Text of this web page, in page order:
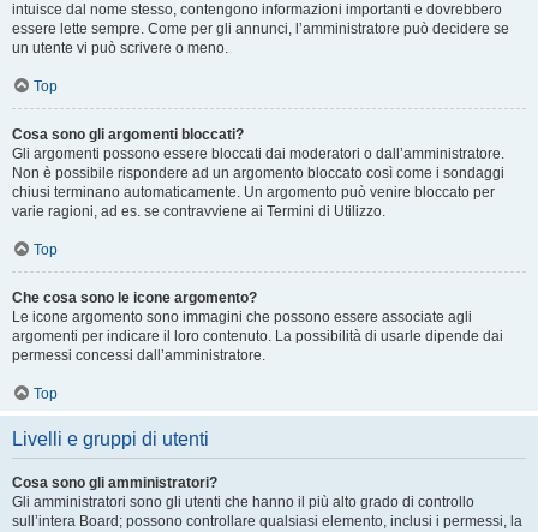
intuisce dal nome stesso, contengono informazioni importanti e dovrebbero
essere lette sempre. Come per gli annunci, l’amministratore può decidere se
un utente vi può scrivere o meno.
Top
Cosa sono gli argomenti bloccati?
Gli argomenti possono essere bloccati dai moderatori o dall’amministratore.
Non è possibile rispondere ad un argomento bloccato così come i sondaggi
chiusi terminano automaticamente. Un argomento può venire bloccato per
varie ragioni, ad es. se contravviene ai Termini di Utilizzo.
Top
Che cosa sono le icone argomento?
Le icone argomento sono immagini che possono essere associate agli
argomenti per indicare il loro contenuto. La possibilità di usarle dipende dai
permessi concessi dall’amministratore.
Top
Livelli e gruppi di utenti
Cosa sono gli amministratori?
Gli amministratori sono gli utenti che hanno il più alto grado di controllo
sull’intera Board; possono controllare qualsiasi elemento, inclusi i permessi, la